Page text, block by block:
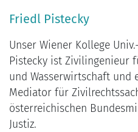
Friedl Pistecky
Unser Wiener Kollege
Pistecky ist Zivilingenieur
und Wasserwirtschaft und
Mediator für
österreichischen
Justiz.